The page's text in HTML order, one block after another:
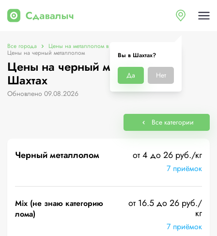
Вы в Шахтах?
Да Нет
Все города Цены на металлолом в Шахтах
Цены на черный металлолом
Цены на черный металлолом в
Шахтах
Обновлено 09.08.2026
Все категории
Черный металлолом от 4 до 26 руб./кг
7 приёмок
Mix (не знаю категорию
лома)
от 16.5 до 26 руб./
кг
7 приёмок